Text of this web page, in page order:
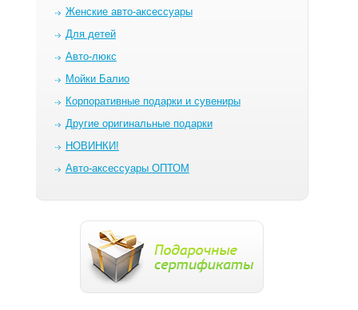
Женские авто-аксессуары
Для детей
Авто-люкс
Мойки Балио
Корпоративные подарки и сувениры
Другие оригинальные подарки
НОВИНКИ!
Авто-аксессуары ОПТОМ